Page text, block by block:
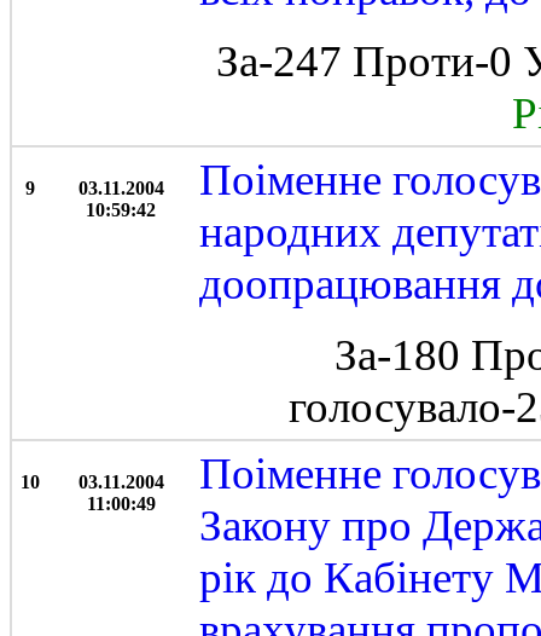
За-247 Проти-0
9
03.11.2004
10:59:42
Поіменне
народних
доопрацювання
За-180
голосувало-
10
03.11.2004
11:00:49
Поіменне
Закону про
рік до Кабінету